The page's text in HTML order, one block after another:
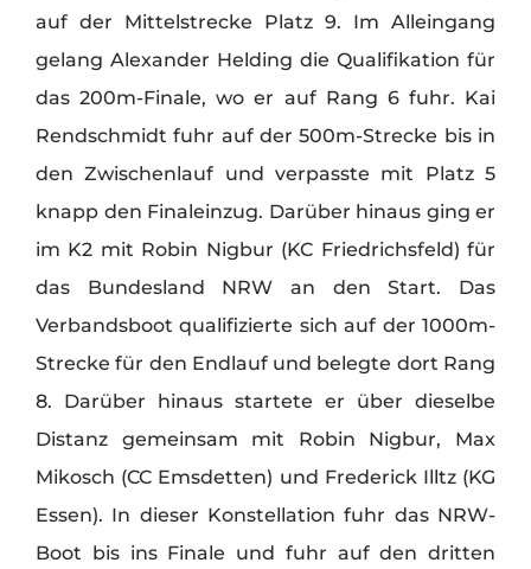
auf der Mittelstrecke Platz 9. Im Alleingang
gelang Alexander Helding die Qualifikation für
das 200m-Finale, wo er auf Rang 6 fuhr. Kai
Rendschmidt fuhr auf der 500m-Strecke bis in
den Zwischenlauf und verpasste mit Platz 5
knapp den Finaleinzug. Darüber hinaus ging er
im K2 mit Robin Nigbur (KC Friedrichsfeld) für
das Bundesland NRW an den Start. Das
Verbandsboot qualifizierte sich auf der 1000m-
Strecke für den Endlauf und belegte dort Rang
8. Darüber hinaus startete er über dieselbe
Distanz gemeinsam mit Robin Nigbur, Max
Mikosch (CC Emsdetten) und Frederick Illtz (KG
Essen). In dieser Konstellation fuhr das NRW-
Boot bis ins Finale und fuhr auf den dritten